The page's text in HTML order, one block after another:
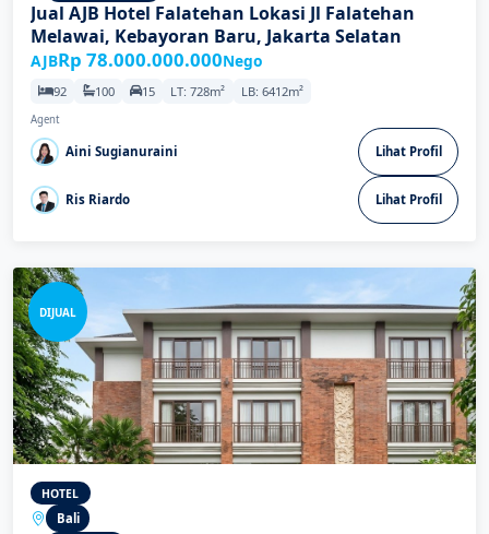
Jual AJB Hotel Falatehan Lokasi Jl Falatehan
Melawai, Kebayoran Baru, Jakarta Selatan
AJBRp 78.000.000.000Nego
92 100 15 LT: 728m² LB: 6412m²
Agent
Aini Sugianuraini Lihat Profil
Ris Riardo Lihat Profil
DIJUAL
HOTEL
Bali